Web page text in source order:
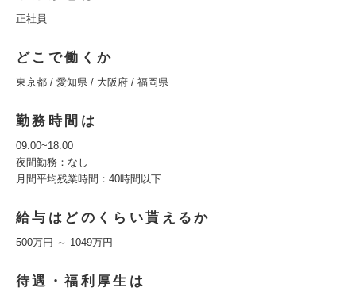
正社員
どこで働くか
東京都 / 愛知県 / 大阪府 / 福岡県
勤務時間は
09:00~18:00
夜間勤務：なし
月間平均残業時間：40時間以下
給与はどのくらい貰えるか
500万円 ～ 1049万円
待遇・福利厚生は